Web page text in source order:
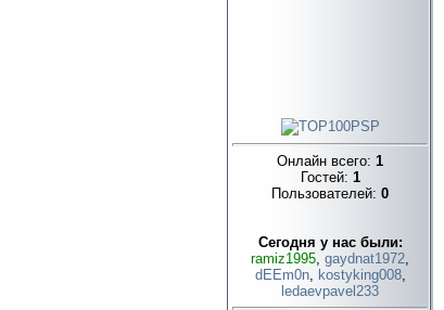
Онлайн всего: 1
Гостей: 1
Пользователей: 0
Cегодня у нас были:
ramiz1995, gaydnat1972,
dEEm0n, kostyking008,
ledaevpavel233